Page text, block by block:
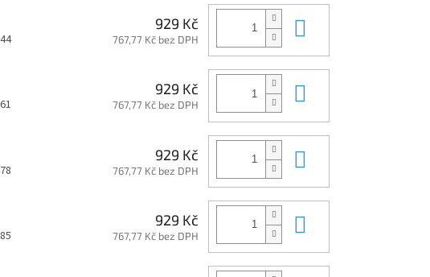
929 Kč
767,77 Kč bez DPH
929 Kč
767,77 Kč bez DPH
929 Kč
767,77 Kč bez DPH
929 Kč
767,77 Kč bez DPH